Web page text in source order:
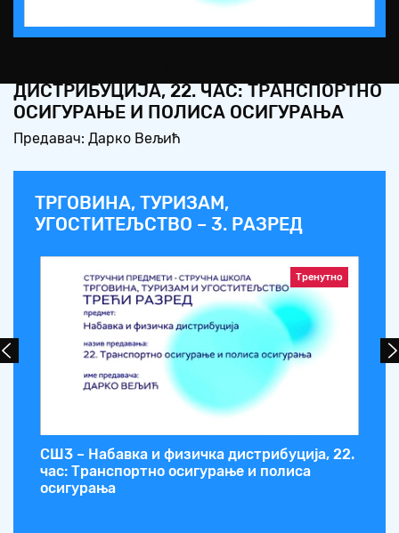
Video
ДИСТРИБУЦИЈА, 22. ЧАС: ТРАНСПОРТНО
ОСИГУРАЊЕ И ПОЛИСА ОСИГУРАЊА
Предавач: Дарко Вељић
ТРГОВИНА, ТУРИЗАМ,
УГОСТИТЕЉСТВО – 3. РАЗРЕД
Тренутно
СШ3 – Набавка и физичка дистрибуција, 22.
час: Транспортно осигурање и полиса
осигурања